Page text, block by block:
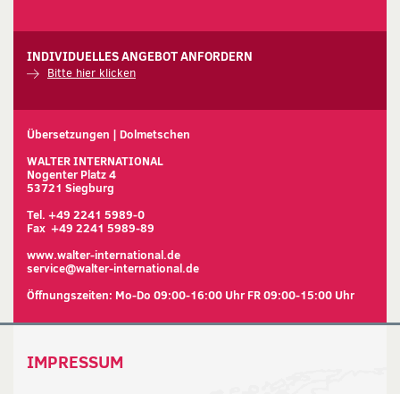
INDIVIDUELLES ANGEBOT ANFORDERN
Bitte hier klicken
Übersetzungen | Dolmetschen
WALTER INTERNATIONAL
Nogenter Platz 4
53721 Siegburg
Tel. +49 2241 5989-0
Fax +49 2241 5989-89
www.walter-international.de
service@walter-international.de
Öffnungszeiten: Mo-Do 09:00-16:00 Uhr FR 09:00-15:00 Uhr
IMPRESSUM